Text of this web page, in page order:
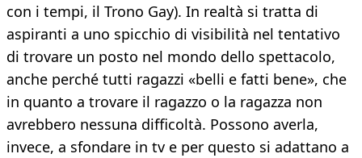
con i tempi, il Trono Gay). In realtà si tratta di
aspiranti a uno spicchio di visibilità nel tentativo
di trovare un posto nel mondo dello spettacolo,
anche perché tutti ragazzi «belli e fatti bene», che
in quanto a trovare il ragazzo o la ragazza non
avrebbero nessuna difficoltà. Possono averla,
invece, a sfondare in tv e per questo si adattano a